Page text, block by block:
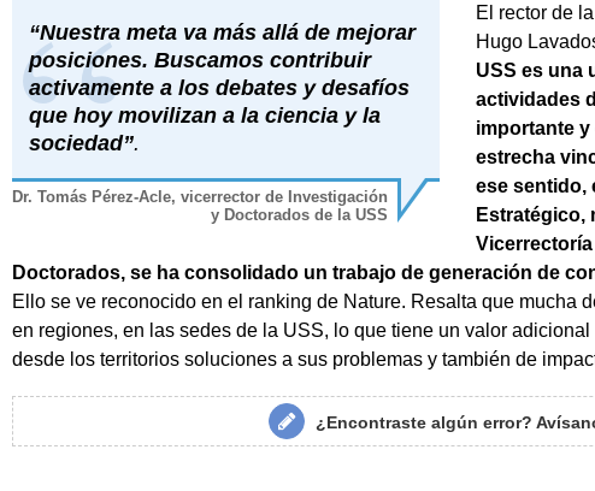
“Nuestra meta va más allá de mejorar
posiciones. Buscamos contribuir
activamente a los debates y desafíos
que hoy movilizan a la ciencia y la
sociedad”.
Dr. Tomás Pérez-Acle, vicerrector de Investigación
y Doctorados de la USS
El rector de
Hugo
USS es una
actividades
importante
estrecha
ese sentido,
Estratégico,
Doctorados, se ha consolidado un trabajo de generación de
Ello se ve reconocido en el ranking de Nature. Resalta que mucha
en regiones, en las sedes de la USS, lo que tiene un valor
desde los territorios soluciones a sus problemas y también de
¿Encontraste algún error?